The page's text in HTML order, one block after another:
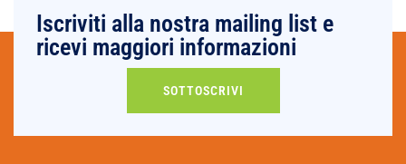
Iscriviti alla nostra mailing list e
ricevi maggiori informazioni
SOTTOSCRIVI